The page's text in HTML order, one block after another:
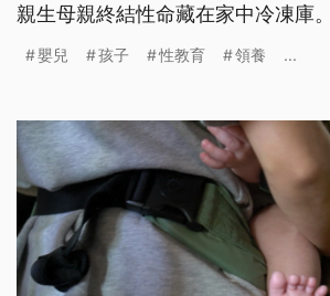
親生母親終結性命藏在家中冷凍庫。
嬰兒 孩子 性教育 領養 ...